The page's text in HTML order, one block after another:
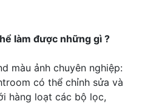
làm được những gì ?
màu ảnh chuyên nghiệp:
có thể chỉnh sửa và
hàng loạt các bộ lọc,